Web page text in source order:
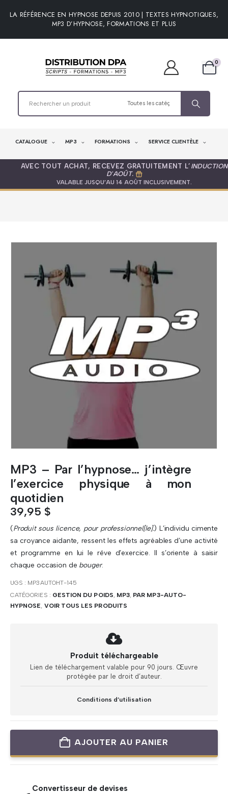
LA RÉFÉRENCE EN HYPNOSE DEPUIS 2010 | TEXTES HYPNOTIQUES,
MP3 D’HYPNOSE, FORMATIONS ET PLUS
0
CATALOGUE MP3 FORMATIONS SERVICE CLIENTÈLE
AVEC TOUT ACHAT, RECEVEZ GRATUITEMENT L’ INDUCTION
D'AOÛT.
VALABLE JUSQU’AU 14 AOÛT INCLUSIVEMENT.
MP3 – Par l’hypnose… j’intègre
l’exercice physique à mon
quotidien
39,95 $
(Produit sous licence, pour professionnel[le].) L’individu cimente
sa croyance aidante, ressent les effets agréables d’une activité
et programme en lui le rêve d’exercice. Il s’oriente à saisir
chaque occasion de bouger.
UGS : MP3AUTOHT-145
CATÉGORIES : GESTION DU POIDS, MP3, PAR MP3-AUTO-
HYPNOSE, VOIR TOUS LES PRODUITS
Produit téléchargeable
Lien de téléchargement valable pour 90 jours. Œuvre
protégée par le droit d’auteur.
Conditions d’utilisation
AJOUTER AU PANIER
Convertisseur de devises